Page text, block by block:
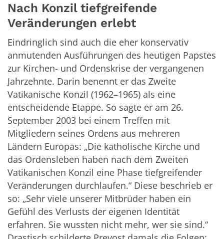
Nach Konzil tiefgreifende
Veränderungen erlebt
Eindringlich sind auch die eher konservativ
anmutenden Ausführungen des heutigen Papstes
zur Kirchen- und Ordenskrise der vergangenen
Jahrzehnte. Darin benennt er das Zweite
Vatikanische Konzil (1962–1965) als eine
entscheidende Etappe. So sagte er am 26.
September 2003 bei einem Treffen mit
Mitgliedern seines Ordens aus mehreren
Ländern Europas: „Die katholische Kirche und
das Ordensleben haben nach dem Zweiten
Vatikanischen Konzil eine Phase tiefgreifender
Veränderungen durchlaufen.“ Diese beschrieb er
so: „Sehr viele unserer Mitbrüder haben ein
Gefühl des Verlusts der eigenen Identität
erfahren. Sie wussten nicht mehr, wer sie sind.“